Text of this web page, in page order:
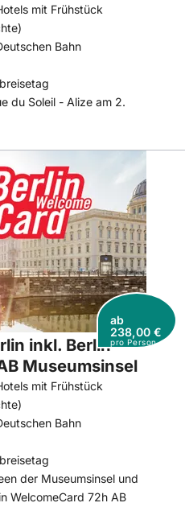
mit Frühstück
Bahn
du Soleil - Alize am 2.
ab
238,00 €
pro Person
inkl. Berlin
Museumsinsel
mit Frühstück
Bahn
der Museumsinsel und
WelcomeCard 72h AB